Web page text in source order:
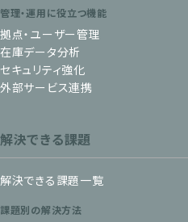
管理・運用に役立つ機能
拠点・ユーザー管理
在庫データ分析
セキュリティ強化
外部サービス連携
解決できる課題
解決できる課題一覧
課題別の解決方法